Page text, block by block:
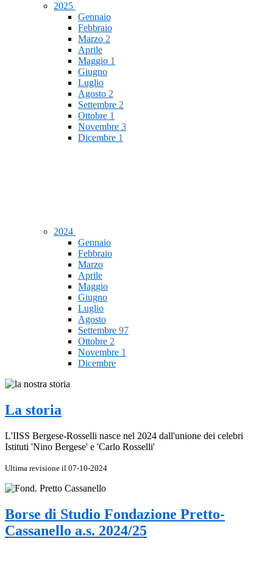
2025
Gennaio
Febbraio
Marzo 2
Aprile
Maggio 1
Giugno
Luglio
Agosto 2
Settembre 2
Ottobre 1
Novembre 3
Dicembre 1
2024
Gennaio
Febbraio
Marzo
Aprile
Maggio
Giugno
Luglio
Agosto
Settembre 97
Ottobre 2
Novembre 1
Dicembre
La storia
L'IISS Bergese-Rosselli nasce nel 2024 dall'unione dei celebri
Istituti 'Nino Bergese' e 'Carlo Rosselli'
Ultima revisione il 07-10-2024
Borse di Studio Fondazione Pretto-
Cassanello a.s. 2024/25